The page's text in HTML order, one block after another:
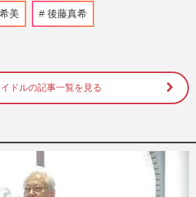
の長女・希空、母娘ショット披露も
履いてるのに…」の声…再燃する辻
バ読み”疑惑
陽が憤慨する妻・辻希美の“理不
の壮絶過去、夫婦がいま直面する
子、自身の事故を“笑いの題材”とし
たTBS番組に怒り心頭！「倫理観が
美 後藤真希
ドルの記事一覧を見る